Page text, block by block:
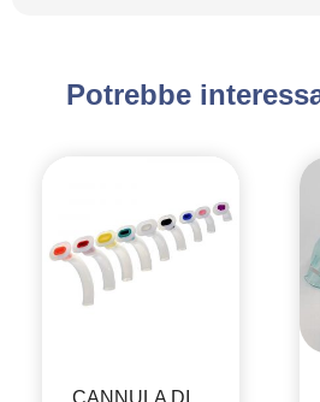
Potrebbe
CANNULA DI